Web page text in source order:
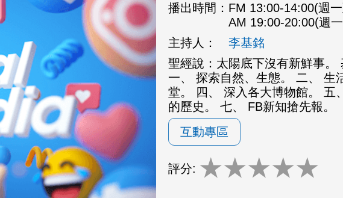
播出時間： FM 13:00-14:00(週
AM 19:00-20:00(週
主持人：
李基銘
聖經說：太陽底下沒有新鮮事。
一、 探索自然、生態。 二、 生
堂。 四、 深入各大博物館。 五
的歷史。 七、 FB新知搶先報。
互動專區
評分: ★★★★★